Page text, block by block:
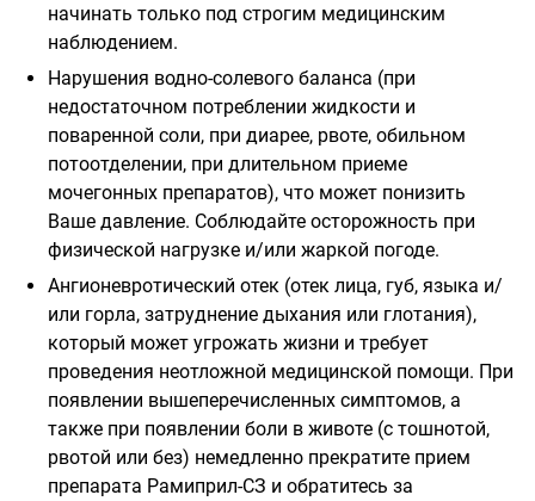
начинать только под строгим медицинским
наблюдением.
Нарушения водно-солевого баланса (при
недостаточном потреблении жидкости и
поваренной соли, при диарее, рвоте, обильном
потоотделении, при длительном приеме
мочегонных препаратов), что может понизить
Ваше давление. Соблюдайте осторожность при
физической нагрузке и/или жаркой погоде.
Ангионевротический отек (отек лица, губ, языка и/
или горла, затруднение дыхания или глотания),
который может угрожать жизни и требует
проведения неотложной медицинской помощи. При
появлении вышеперечисленных симптомов, а
также при появлении боли в животе (с тошнотой,
рвотой или без) немедленно прекратите прием
препарата Рамиприл-СЗ и обратитесь за